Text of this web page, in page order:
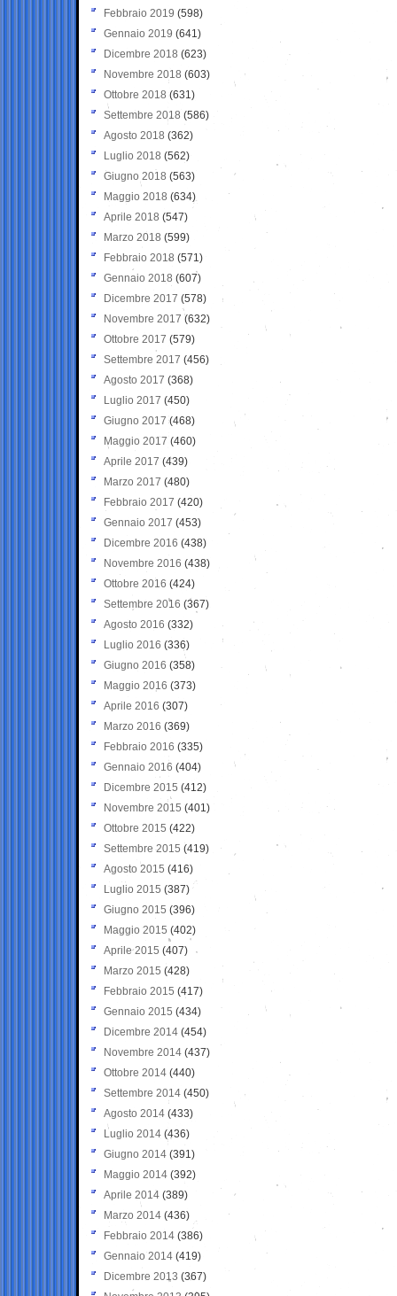
Febbraio 2019 (598)
Gennaio 2019 (641)
Dicembre 2018 (623)
Novembre 2018 (603)
Ottobre 2018 (631)
Settembre 2018 (586)
Agosto 2018 (362)
Luglio 2018 (562)
Giugno 2018 (563)
Maggio 2018 (634)
Aprile 2018 (547)
Marzo 2018 (599)
Febbraio 2018 (571)
Gennaio 2018 (607)
Dicembre 2017 (578)
Novembre 2017 (632)
Ottobre 2017 (579)
Settembre 2017 (456)
Agosto 2017 (368)
Luglio 2017 (450)
Giugno 2017 (468)
Maggio 2017 (460)
Aprile 2017 (439)
Marzo 2017 (480)
Febbraio 2017 (420)
Gennaio 2017 (453)
Dicembre 2016 (438)
Novembre 2016 (438)
Ottobre 2016 (424)
Settembre 2016 (367)
Agosto 2016 (332)
Luglio 2016 (336)
Giugno 2016 (358)
Maggio 2016 (373)
Aprile 2016 (307)
Marzo 2016 (369)
Febbraio 2016 (335)
Gennaio 2016 (404)
Dicembre 2015 (412)
Novembre 2015 (401)
Ottobre 2015 (422)
Settembre 2015 (419)
Agosto 2015 (416)
Luglio 2015 (387)
Giugno 2015 (396)
Maggio 2015 (402)
Aprile 2015 (407)
Marzo 2015 (428)
Febbraio 2015 (417)
Gennaio 2015 (434)
Dicembre 2014 (454)
Novembre 2014 (437)
Ottobre 2014 (440)
Settembre 2014 (450)
Agosto 2014 (433)
Luglio 2014 (436)
Giugno 2014 (391)
Maggio 2014 (392)
Aprile 2014 (389)
Marzo 2014 (436)
Febbraio 2014 (386)
Gennaio 2014 (419)
Dicembre 2013 (367)